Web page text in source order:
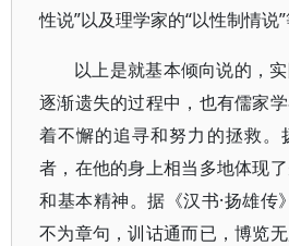
性说”以及理学家的“以性制情说”
以上是就基本倾向说的，
逐渐遗失的过程中，也有儒家
着不懈的追寻和努力的拯救。
者，在他的身上相当多地体现
和基本精神。据《汉书·扬雄传
不为章句，训诂通而已，博览